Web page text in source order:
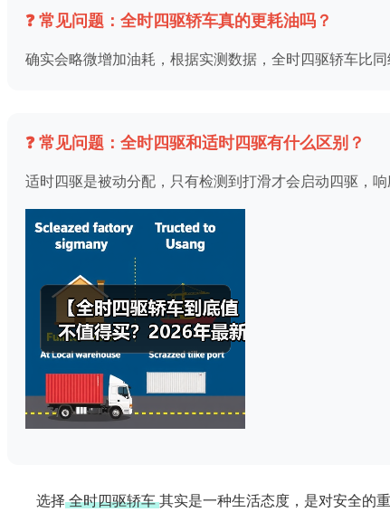
❓ 常见问题：全时四驱轿车真的更耗油吗？
确实会略微增加油耗，根据实测数据，全时四驱轿车比
❓ 常见问题：全时四驱和适时四驱有什么区别？
适时四驱是被动分配，只有检测到打滑才会启动四驱，
选择 全时四驱轿车 其实是一种生活态度，是对安全的